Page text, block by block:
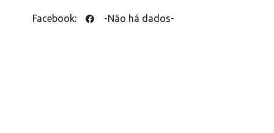
Facebook: -Não há dados-